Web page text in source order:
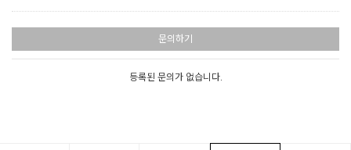
문의하기
등록된 문의가 없습니다.